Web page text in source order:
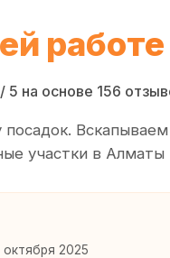
5 на основе 156
участки в Алматы
октября 2025